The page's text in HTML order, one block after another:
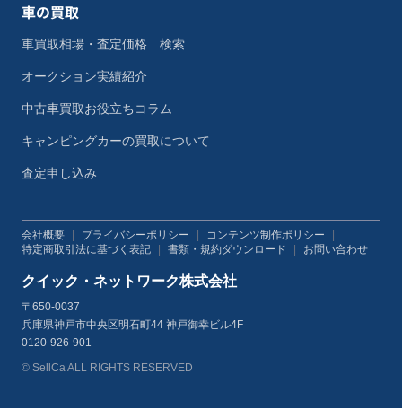
車の買取
車買取相場・査定価格 検索
オークション実績紹介
中古車買取お役立ちコラム
キャンピングカーの買取について
査定申し込み
会社概要 プライバシーポリシー コンテンツ制作ポリシー
特定商取引法に基づく表記
書類・規約ダウンロード お問い合わせ
クイック・ネットワーク株式会社
〒650-0037
兵庫県神戸市中央区明石町44 神戸御幸ビル4F
0120-926-901
© SellCa ALL RIGHTS RESERVED